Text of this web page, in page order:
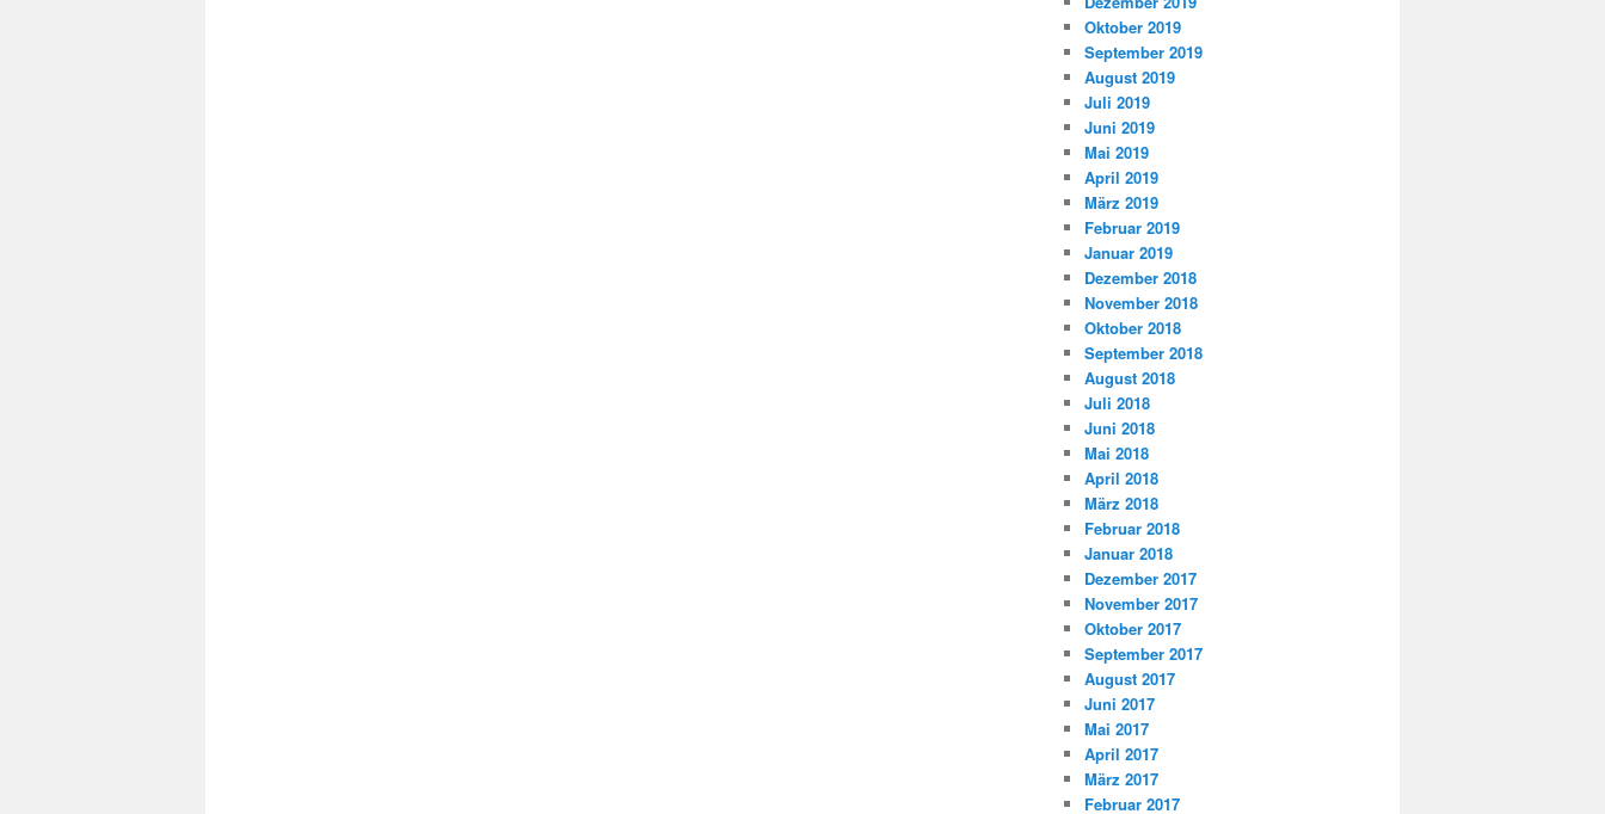
Oktober 2019
September 2019
August 2019
Juli 2019
Juni 2019
Mai 2019
April 2019
März 2019
Februar 2019
Januar 2019
Dezember 2018
November 2018
Oktober 2018
September 2018
August 2018
Juli 2018
Juni 2018
Mai 2018
April 2018
März 2018
Februar 2018
Januar 2018
Dezember 2017
November 2017
Oktober 2017
September 2017
August 2017
Juni 2017
Mai 2017
April 2017
März 2017
Februar 2017